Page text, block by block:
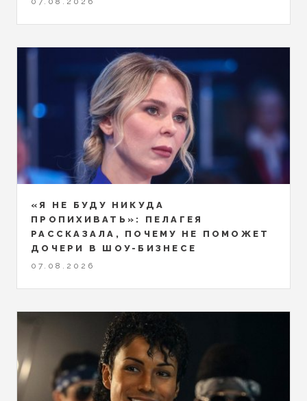
«Я НЕ БУДУ НИКУДА
ПРОПИХИВАТЬ»: ПЕЛАГЕЯ
РАССКАЗАЛА, ПОЧЕМУ НЕ ПОМОЖЕТ
ДОЧЕРИ В ШОУ-БИЗНЕСЕ
07.08.2026